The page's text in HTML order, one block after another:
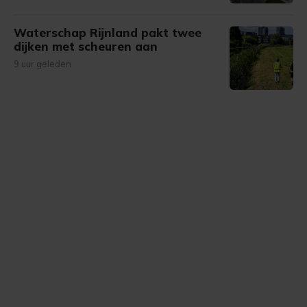
Waterschap Rijnland pakt twee
dijken met scheuren aan
9 uur geleden